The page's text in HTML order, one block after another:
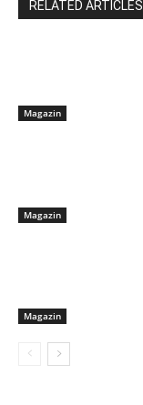
RELATED ARTICLES
Magazin
Magazin
Magazin